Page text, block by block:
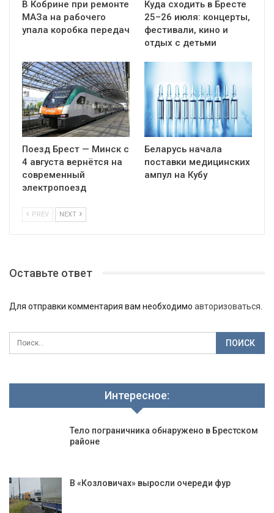
В Кобрине при ремонте
МАЗа на рабочего
упала коробка передач
Куда сходить в Бресте
25–26 июля: концерты,
фестивали, кино и
отдых с детьми
Поезд Брест — Минск с
4 августа вернётся на
современный
электропоезд
Беларусь начала
поставки медицинских
ампул на Кубу
PREV NEXT
Оставьте ответ
Для отправки комментария вам необходимо авторизоваться
Интересное:
Тело пограничника обнаружено в Брестском
районе
В «Козловичах» выросли очереди фур